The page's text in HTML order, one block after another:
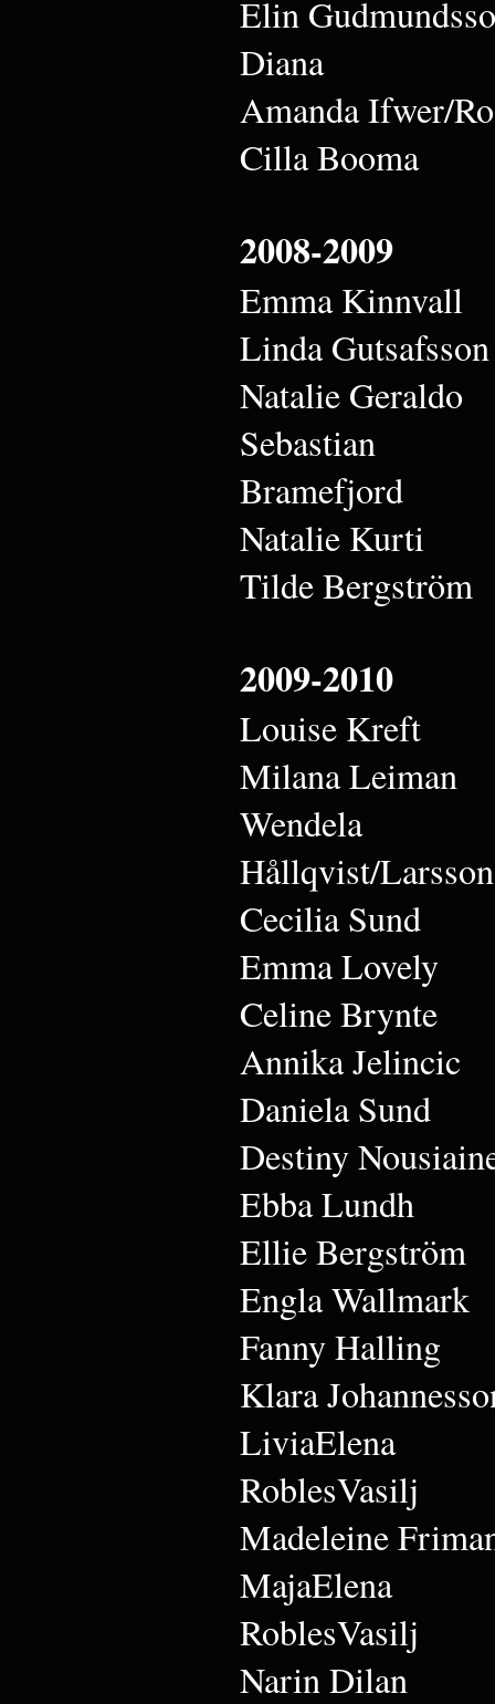
Elin
Diana
Amanda Ifwer/
Cilla Booma
2008-2009
Emma Kinnvall
Linda Gutsafsson
Natalie Geraldo
Sebastian
Bramefjord
Natalie Kurti
Tilde Bergström
2009-2010
Louise Kreft
Milana Leiman
Wendela
Hållqvist/Larsson
Cecilia Sund
Emma Lovely
Celine Brynte
Annika Jelincic
Daniela Sund
Destiny
Ebba Lundh
Ellie Bergström
Engla Wallmark
Fanny Halling
Klara
LiviaElena
RoblesVasilj
Madeleine
MajaElena
RoblesVasilj
Narin Dilan